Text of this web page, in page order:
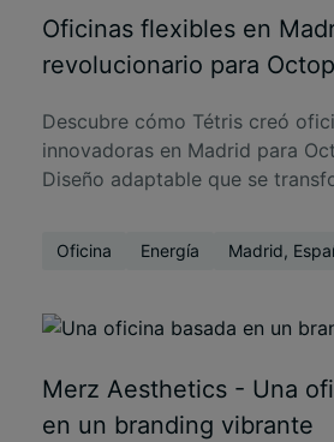
Oficinas flexibles en
revolucionario para
Descubre cómo Tétris creó
innovadoras en Madrid para
Diseño adaptable que se
Oficina Energía Madrid,
Merz Aesthetics - Una
en un branding vibrante